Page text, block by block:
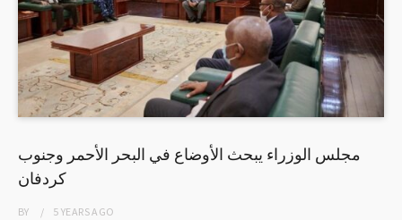
مجلس الوزراء يبحث الأوضاع في البحر الأحمر وجنوب
كردفان
BY 5 YEARSAGO